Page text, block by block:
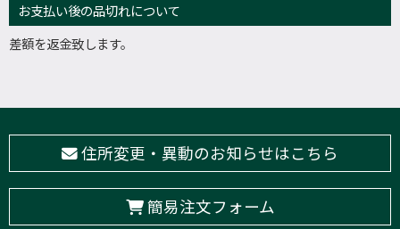
お支払い後の品切れについて
差額を返金致します。
住所変更・異動のお知らせはこちら
簡易注文フォーム